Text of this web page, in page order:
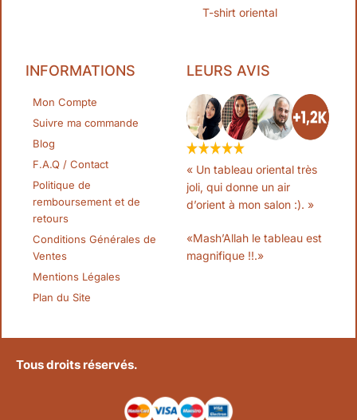
T-shirt oriental
INFORMATIONS
Mon Compte
Suivre ma commande
Blog
F.A.Q / Contact
Politique de
remboursement et de
retours
Conditions Générales de
Ventes
Mentions Légales
Plan du Site
LEURS AVIS
« Un tableau oriental très
joli, qui donne un air
d’orient à mon salon :). »
«Mash’Allah le tableau est
magnifique !!.»
Tous droits réservés.